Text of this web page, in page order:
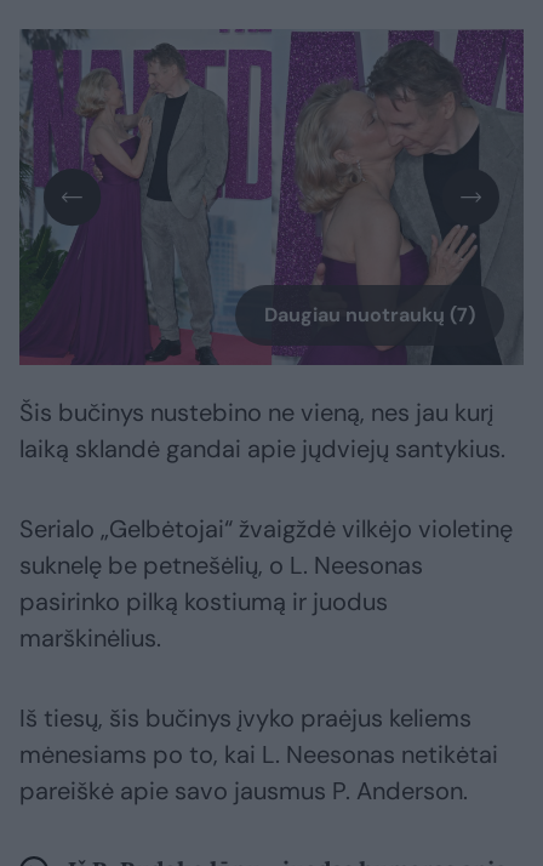
Daugiau nuotraukų (7)
Šis bučinys nustebino ne vieną, nes jau kurį
laiką sklandė gandai apie jųdviejų santykius.
Serialo „Gelbėtojai“ žvaigždė vilkėjo violetinę
suknelę be petnešėlių, o L. Neesonas
pasirinko pilką kostiumą ir juodus
marškinėlius.
Iš tiesų, šis bučinys įvyko praėjus keliems
mėnesiams po to, kai L. Neesonas netikėtai
pareiškė apie savo jausmus P. Anderson.